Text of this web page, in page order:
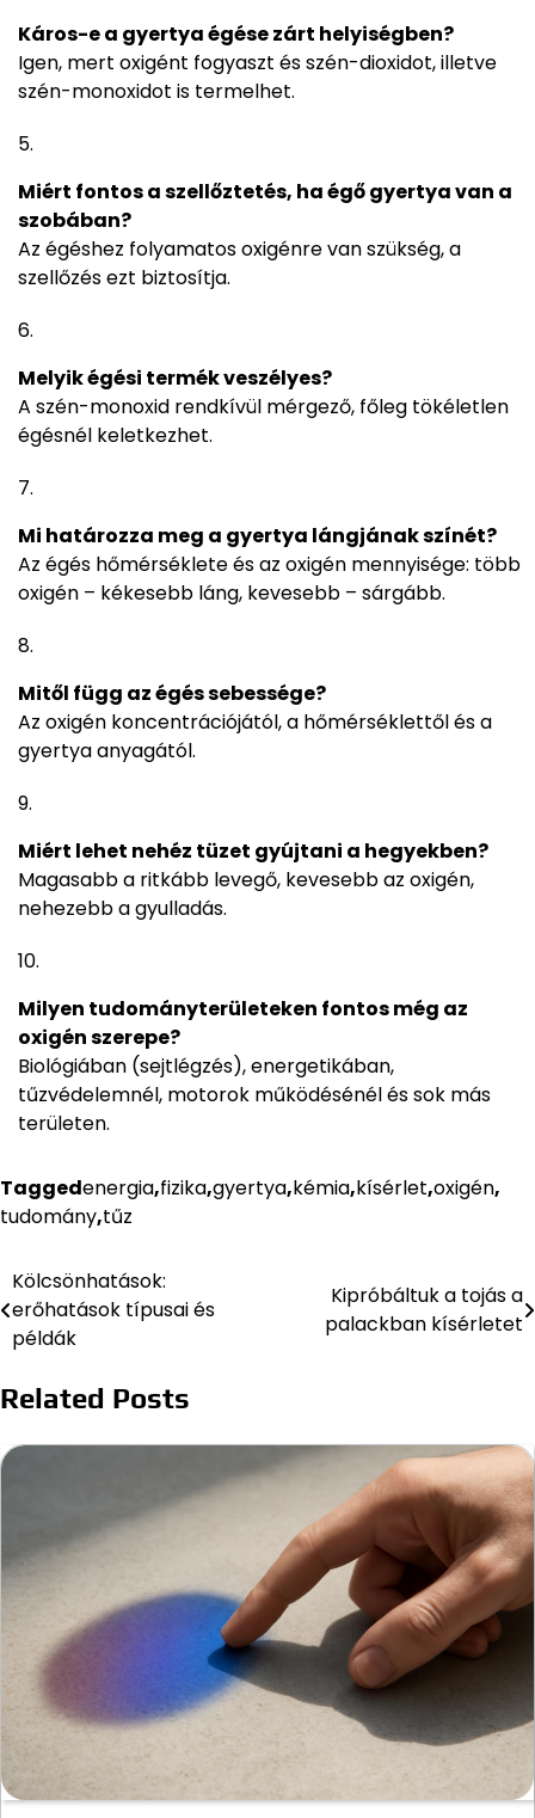
Káros-e a gyertya égése zárt helyiségben?
Igen, mert oxigént fogyaszt és szén-dioxidot, illetve
szén-monoxidot is termelhet.
Miért fontos a szellőztetés, ha égő gyertya van a
szobában?
Az égéshez folyamatos oxigénre van szükség, a
szellőzés ezt biztosítja.
Melyik égési termék veszélyes?
A szén-monoxid rendkívül mérgező, főleg tökéletlen
égésnél keletkezhet.
Mi határozza meg a gyertya lángjának színét?
Az égés hőmérséklete és az oxigén mennyisége: több
oxigén – kékesebb láng, kevesebb – sárgább.
Mitől függ az égés sebessége?
Az oxigén koncentrációjától, a hőmérséklettől és a
gyertya anyagától.
Miért lehet nehéz tüzet gyújtani a hegyekben?
Magasabb a ritkább levegő, kevesebb az oxigén,
nehezebb a gyulladás.
Milyen tudományterületeken fontos még az
oxigén szerepe?
Biológiában (sejtlégzés), energetikában,
tűzvédelemnél, motorok működésénél és sok más
területen.
Taggedenergia,fizika,gyertya,kémia,kísérlet,oxigén,
tudomány,tűz
Bejegyzés
navigáció
Kölcsönhatások:
erőhatások típusai és
példák
Kipróbáltuk a tojás a
palackban kísérletet
Related Posts